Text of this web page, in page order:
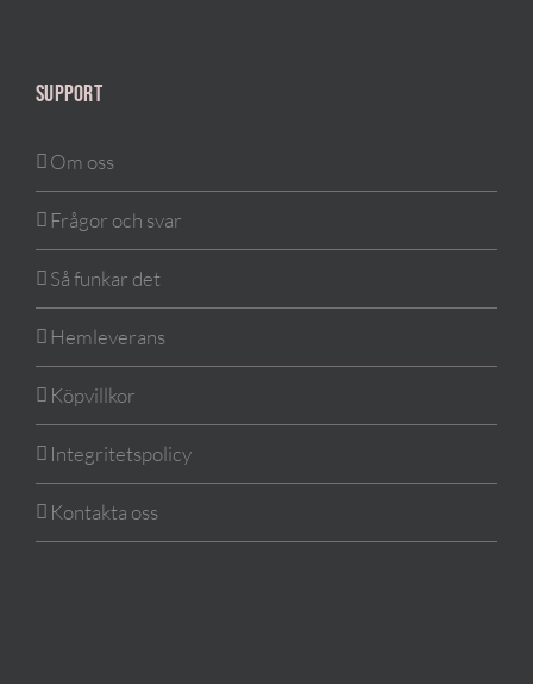
SUPPORT
Om oss
Frågor och svar
Så funkar det
Hemleverans
Köpvillkor
Integritetspolicy
Kontakta oss